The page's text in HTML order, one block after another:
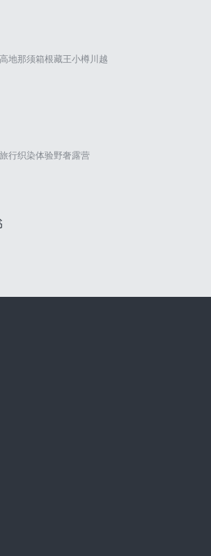
地那须箱根藏王小樽川越
行织染体验野奢露营